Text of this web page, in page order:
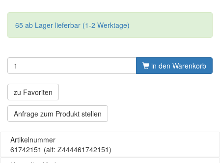
65 ab Lager lieferbar (1-2 Werktage)
in den Warenkorb
zu Favoriten
Anfrage zum Produkt stellen
Artikelnummer
61742151 (alt: Z444461742151)